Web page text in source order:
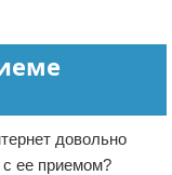
довольно
с ее приемом?